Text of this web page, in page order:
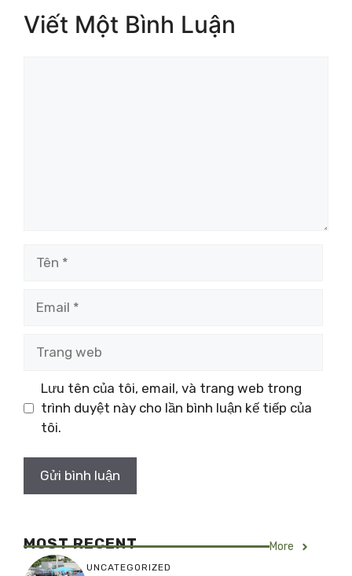
Viết Một Bình Luận
web
Lưu tên của tôi, email, và trang web trong
trình duyệt này cho lần bình luận kế tiếp của
tôi.
MOST RECENT More
UNCATEGORIZED